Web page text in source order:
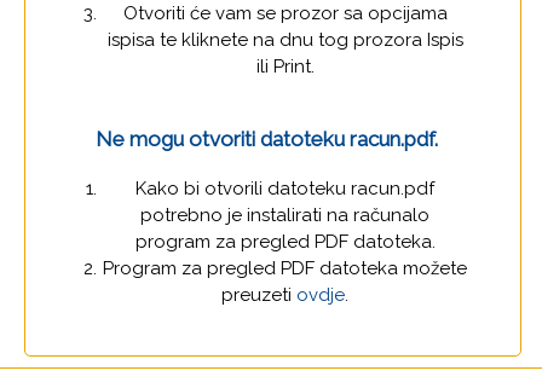
Otvoriti će vam se prozor sa opcijama
ispisa te kliknete na dnu tog prozora Ispis
ili Print.
Ne mogu otvoriti datoteku racun.pdf.
Kako bi otvorili datoteku racun.pdf
potrebno je instalirati na računalo
program za pregled PDF datoteka.
Program za pregled PDF datoteka možete
preuzeti ovdje.